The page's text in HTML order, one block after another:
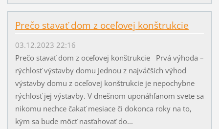
Prečo stavať dom z oceľovej konštrukcie
03.12.2023 22:16
Prečo stavať dom z oceľovej konštrukcie Prvá výhoda –
rýchlosť výstavby domu Jednou z najväčších výhod
výstavby domu z oceľovej konštrukcie je nepochybne
rýchlosť jej výstavby. V dnešnom uponáhľanom svete sa
nikomu nechce čakať mesiace či dokonca roky na to,
kým sa bude môcť nasťahovať do...